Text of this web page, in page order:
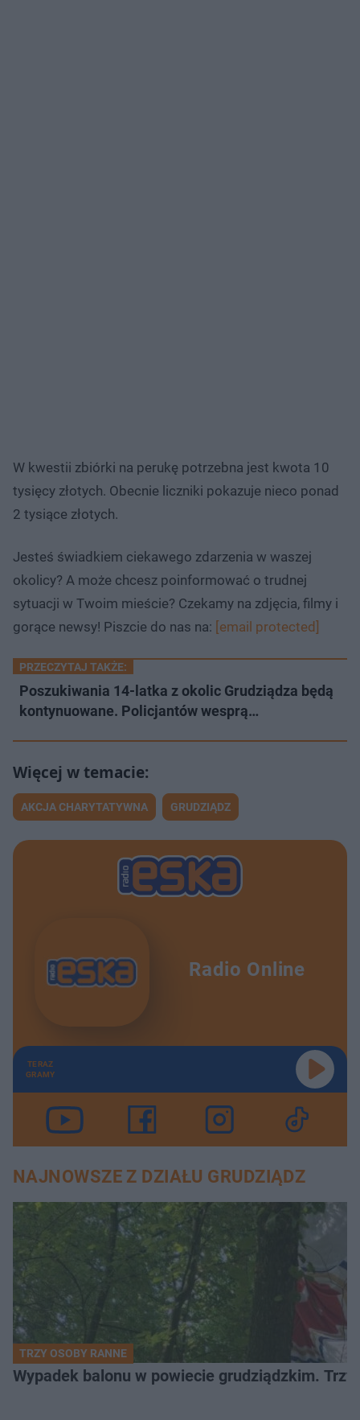
W kwestii zbiórki na perukę potrzebna jest kwota 10
tysięcy złotych. Obecnie liczniki pokazuje nieco ponad
2 tysiące złotych.
Jesteś świadkiem ciekawego zdarzenia w waszej
okolicy? A może chcesz poinformować o trudnej
sytuacji w Twoim mieście? Czekamy na zdjęcia, filmy i
gorące newsy! Piszcie do nas na: [email protected]
PRZECZYTAJ TAKŻE:
Poszukiwania 14-latka z okolic Grudziądza będą
kontynuowane. Policjantów wesprą…
AKCJA CHARYTATYWNA GRUDZIĄDZ
Radio Online
TERAZ
GRAMY
NAJNOWSZE Z DZIAŁU GRUDZIĄDZ
TRZY OSOBY RANNE
Wypadek balonu w powiecie grudziądzkim.